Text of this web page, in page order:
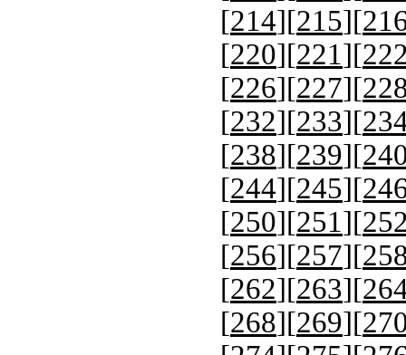
[214][215][
[220][221][
[226][227][
[232][233][
[238][239][
[244][245][
[250][251][
[256][257][
[262][263][
[268][269][